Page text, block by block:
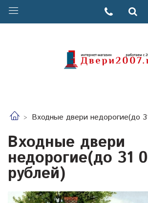
Входные двери недорогие(до
Входные двери
недорогие(до 31
рублей)